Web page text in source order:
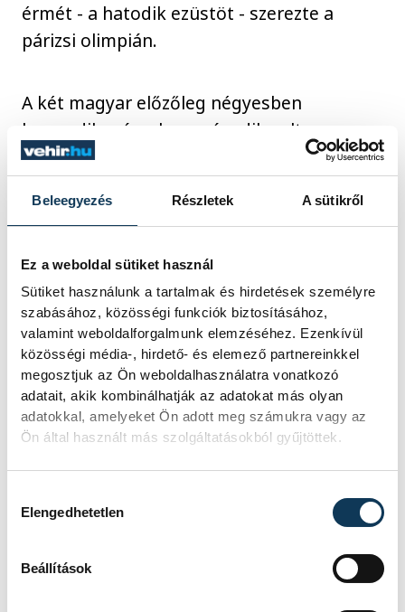
Beleegyezés Részletek A sütikről
Ez a weboldal sütiket használ
Sütiket használunk a tartalmak és hirdetések személyre
szabásához, közösségi funkciók biztosításához,
valamint weboldalforgalmunk elemzéséhez. Ezenkívül
közösségi média-, hirdető- és elemező partnereinkkel
megosztjuk az Ön weboldalhasználatra vonatkozó
adatait, akik kombinálhatják az adatokat más olyan
adatokkal, amelyeket Ön adott meg számukra vagy az
Ön által használt más szolgáltatásokból gyűjtöttek.
Elengedhetetlen
Beállítások
érmét - a hatodik ezüstöt - szerezte a
párizsi olimpián.
A két magyar előzőleg négyesben
harmadik, párosban második volt.
Csipes Tamara a magyar küldöttség 16.
sport ország-világ
olimpia
Párizs 2024
Csipes Tamara
vehir.hu